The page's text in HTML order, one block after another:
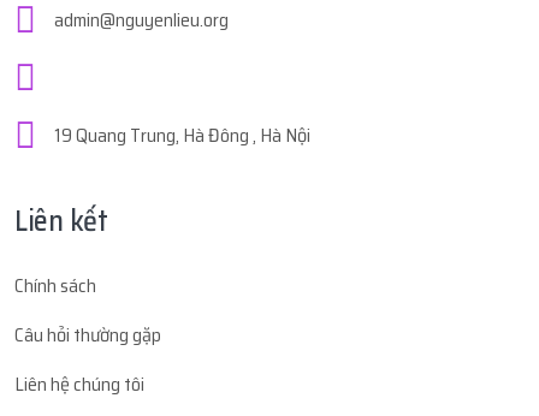
admin@nguyenlieu.org
19 Quang Trung, Hà Đông , Hà Nội
Liên kết
Chính sách
Câu hỏi thường gặp
Liên hệ chúng tôi